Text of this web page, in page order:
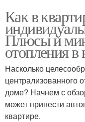
многоквартирном
Отопление в
Как в
Плюсы и
отопления в
Насколько
централизованного
доме? Начнем с
может принести
квартире.